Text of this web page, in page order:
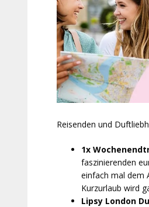
Reisenden und
1x
faszinierenden
einfach mal dem
Kurzurlaub wird
Lipsy London